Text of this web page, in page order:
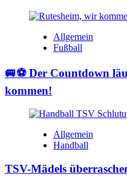
Allgemein
Fußball
🚐⚽ Der Countdown
kommen!
Allgemein
Handball
TSV-Mädels